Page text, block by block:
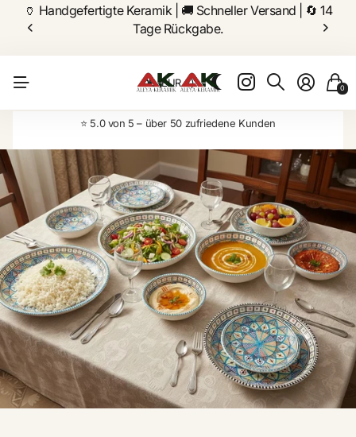
🏺 Handgefertigte Keramik | 🚚 Schneller Versand | 🔄 14
Tage Rückgabe.
DE(EUR €) 0
⭐ 5.0 von 5 – über 50 zufriedene Kunden